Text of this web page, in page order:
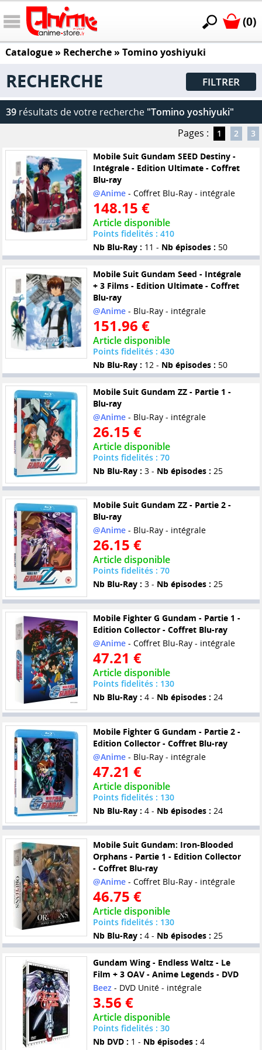
(0)
Catalogue» Recherche » Tomino yoshiyuki
RECHERCHE FILTRER
39 résultats de votre recherche "Tomino yoshiyuki"
Pages :
1 2 3
Mobile Suit Gundam SEED Destiny -
Intégrale - Edition Ultimate - Coffret
Blu-ray
@Anime- Coffret Blu-Ray - intégrale
148.15 €
Article disponible
Points fidelités : 410
Nb Blu-Ray : 11 - Nb épisodes : 50
Mobile Suit Gundam Seed - Intégrale
+ 3 Films - Edition Ultimate - Coffret
Blu-ray
@Anime- Blu-Ray - intégrale
151.96 €
Article disponible
Points fidelités : 430
Nb Blu-Ray : 12 - Nb épisodes : 50
Mobile Suit Gundam ZZ - Partie 1 -
Blu-ray
@Anime- Blu-Ray - intégrale
26.15 €
Article disponible
Points fidelités : 70
Nb Blu-Ray : 3 - Nb épisodes : 25
Mobile Suit Gundam ZZ - Partie 2 -
Blu-ray
@Anime- Blu-Ray - intégrale
26.15 €
Article disponible
Points fidelités : 70
Nb Blu-Ray : 3 - Nb épisodes : 25
Mobile Fighter G Gundam - Partie 1 -
Edition Collector - Coffret Blu-ray
@Anime- Coffret Blu-Ray - intégrale
47.21 €
Article disponible
Points fidelités : 130
Nb Blu-Ray : 4 - Nb épisodes : 24
Mobile Fighter G Gundam - Partie 2 -
Edition Collector - Coffret Blu-ray
@Anime- Blu-Ray - intégrale
47.21 €
Article disponible
Points fidelités : 130
Nb Blu-Ray : 4 - Nb épisodes : 24
Mobile Suit Gundam: Iron-Blooded
Orphans - Partie 1 - Edition Collector
- Coffret Blu-ray
@Anime- Coffret Blu-Ray - intégrale
46.75 €
Article disponible
Points fidelités : 130
Nb Blu-Ray : 4 - Nb épisodes : 25
Gundam Wing - Endless Waltz - Le
Film + 3 OAV - Anime Legends - DVD
Beez - DVD Unité - intégrale
3.56 €
Article disponible
Points fidelités : 30
Nb DVD : 1 - Nb épisodes : 4